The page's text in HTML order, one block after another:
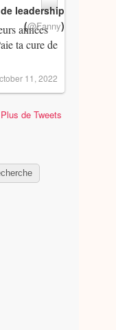
années
ta cure de
leadership
(@Fanny)
11, 2022
Plus de Tweets